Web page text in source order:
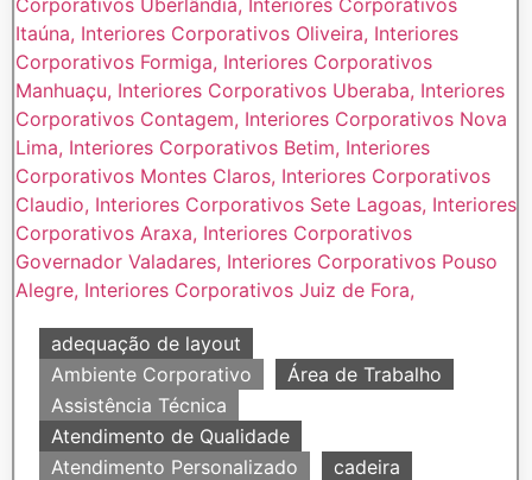
adequação de layout
Ambiente Corporativo
Área de Trabalho
Assistência Técnica
Atendimento de Qualidade
Atendimento Personalizado
cadeira